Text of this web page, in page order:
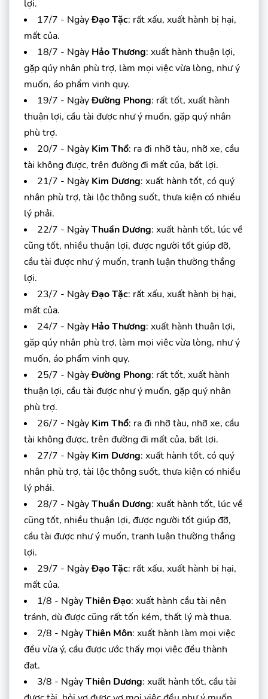
lợi.
17/7 - NgàyĐạo Tặc: rất xấu, xuất hành bị hại,
mất của.
18/7 - Ngày Hảo Thương: xuất hành thuận lợi,
gặp qúy nhân phù trợ, làm mọi việc vừa lòng, như ý
muốn, áo phẩm vinh quy.
19/7 - NgàyĐường Phong: rất tốt, xuất hành
thuận lợi, cầu tài được như ý muốn, gặp quý nhân
phù trợ.
20/7 - Ngày Kim Thổ: ra đi nhỡ tàu, nhỡ xe, cầu
tài không được, trên đường đi mất của, bất lợi.
21/7 - Ngày Kim Dương: xuất hành tốt, có quý
nhân phù trợ, tài lộc thông suốt, thưa kiện có nhiều
lý phải.
22/7 - NgàyThuần Dương: xuất hành tốt, lúc về
cũng tốt, nhiều thuận lợi, được người tốt giúp đỡ,
cầu tài được như ý muốn, tranh luận thường thắng
lợi.
23/7 - NgàyĐạo Tặc: rất xấu, xuất hành bị hại,
mất của.
24/7 - Ngày Hảo Thương: xuất hành thuận lợi,
gặp qúy nhân phù trợ, làm mọi việc vừa lòng, như ý
muốn, áo phẩm vinh quy.
25/7 - NgàyĐường Phong: rất tốt, xuất hành
thuận lợi, cầu tài được như ý muốn, gặp quý nhân
phù trợ.
26/7 - Ngày Kim Thổ: ra đi nhỡ tàu, nhỡ xe, cầu
tài không được, trên đường đi mất của, bất lợi.
27/7 - Ngày Kim Dương: xuất hành tốt, có quý
nhân phù trợ, tài lộc thông suốt, thưa kiện có nhiều
lý phải.
28/7 - NgàyThuần Dương: xuất hành tốt, lúc về
cũng tốt, nhiều thuận lợi, được người tốt giúp đỡ,
cầu tài được như ý muốn, tranh luận thường thắng
lợi.
29/7 - NgàyĐạo Tặc: rất xấu, xuất hành bị hại,
mất của.
1/8 - NgàyThiên Đạo: xuất hành cầu tài nên
tránh, dù được cũng rất tốn kém, thất lý mà thua.
2/8 - NgàyThiên Môn: xuất hành làm mọi việc
đều vừa ý, cầu được ước thấy mọi việc đều thành
đạt.
3/8 - NgàyThiên Dương: xuất hành tốt, cầu tài